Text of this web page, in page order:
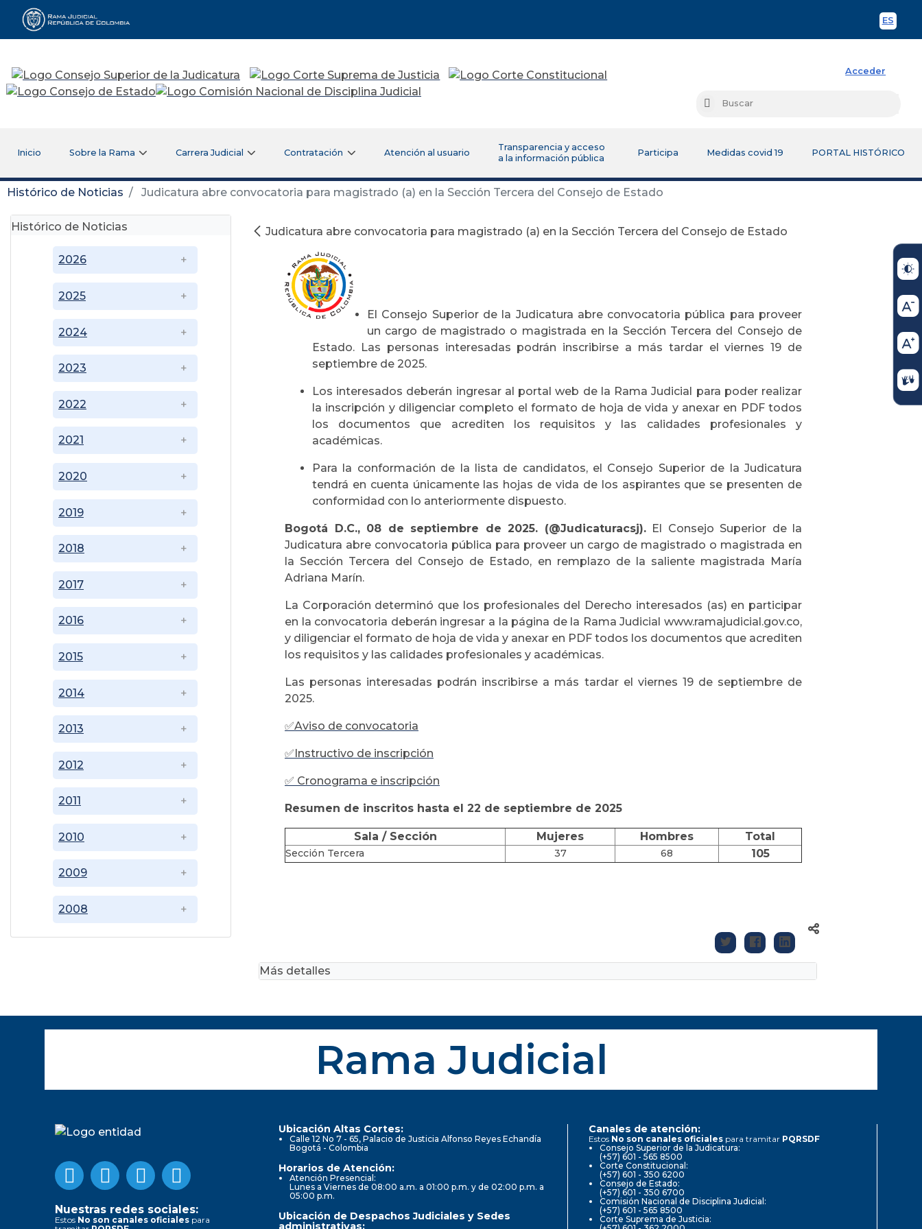
ES
Rama Judicial
Acceder
Buscar
Inicio Sobre la Rama Carrera Judicial Contratación Atención al usuario
Transparencia y acceso
a la información pública
Participa Medidas covid 19 PORTAL HISTÓRICO
Histórico de Noticias Judicatura abre convocatoria para magistrado (a) en la Sección Tercera del Consejo de Estado
Histórico de Noticias
2008
2009
2010
2011
2012
2013
2014
2015
2016
2017
2018
2019
2020
2021
2022
2023
2024
2025
2026
Judicatura abre convocatoria para magistrado (a) en la Sección Tercera del Consejo de Estado
El Consejo Superior de la Judicatura abre convocatoria pública para proveer
un cargo de magistrado o magistrada en la Sección Tercera del Consejo de
Estado. Las personas interesadas podrán inscribirse a más tardar el viernes 19 de
septiembre de 2025.
Los interesados deberán ingresar al portal web de la Rama Judicial para poder realizar
la inscripción y diligenciar completo el formato de hoja de vida y anexar en PDF todos
los documentos que acrediten los requisitos y las calidades profesionales y
académicas.
Para la conformación de la lista de candidatos, el Consejo Superior de la Judicatura
tendrá en cuenta únicamente las hojas de vida de los aspirantes que se presenten de
conformidad con lo anteriormente dispuesto.
Bogotá D.C., 08 de septiembre de 2025. (@Judicaturacsj).El Consejo Superior de la
Judicatura abre convocatoria pública para proveer un cargo de magistrado o magistrada en
la Sección Tercera del Consejo de Estado, en remplazo de la saliente magistrada María
Adriana Marín.
La Corporación determinó que los profesionales del Derecho interesados (as) en participar
en la convocatoria deberán ingresar a la página de la Rama Judicial www.ramajudicial.gov.co,
y diligenciar el formato de hoja de vida y anexar en PDF todos los documentos que acrediten
los requisitos y las calidades profesionales y académicas.
Las personas interesadas podrán inscribirse a más tardar el viernes 19 de septiembre de
2025.
✅Aviso de convocatoria
✅Instructivo de inscripción
✅ Cronograma e inscripción
Resumen de inscritos hasta el 22 de septiembre de 2025
Sala / Sección Mujeres Hombres Total
Sección Tercera 37 68 105
Más detalles
Rama Judicial
Nuestras redes sociales:
Estos No son canales oficiales para
Ubicación Altas Cortes:
Calle 12 No 7 - 65, Palacio de Justicia Alfonso Reyes Echandía
Bogotá - Colombia
Horarios de Atención:
Atención Presencial:
Lunes a Viernes de 08:00 a.m. a 01:00 p.m. y de 02:00 p.m. a
05:00 p.m.
Ubicación de Despachos Judiciales y Sedes
administrativas:
Canales de atención:
Estos No son canales oficiales para tramitar PQRSDF
Consejo Superior de la Judicatura:
(+57) 601 - 565 8500
Corte Constitucional:
(+57) 601 - 350 6200
Consejo de Estado:
(+57) 601 - 350 6700
Comisión Nacional de Disciplina Judicial:
(+57) 601 - 565 8500
Corte Suprema de Justicia: